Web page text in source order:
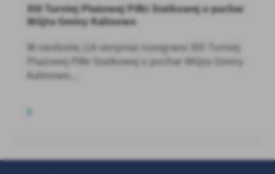
XIII Turniej Plażowej Piłki Siatkowej o puchar
Wójta Gminy Kalinowo
W niedzielę (18 sierpnia) rozegrano XIII Turniej
Plażowej Piłki Siatkowej o puchar Wójta Gminy
Kalinowo...